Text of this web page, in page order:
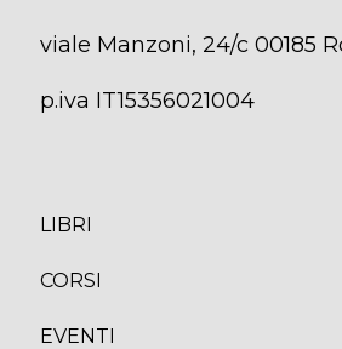
viale Manzoni, 24/c 00185
p.iva IT15356021004
LIBRI
CORSI
EVENTI